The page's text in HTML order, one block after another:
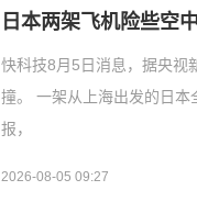
日本两架飞机险些空
快科技8月5日消息，据央视
撞。 一架从上海出发的日
报，
2026-08-05 09:27